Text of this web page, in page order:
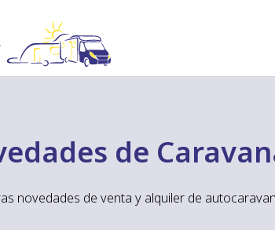
de
novedades de venta y alquiler de